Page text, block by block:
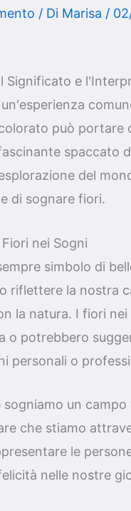
/ Di Marisa /
Significato e
può portare
spaccato
del
di sognare fiori.
nei Sogni
simbolo di
riflettere la nostra
la natura. I fiori
o potrebbero
personali o
sogniamo un
che stiamo
le
nelle nostre